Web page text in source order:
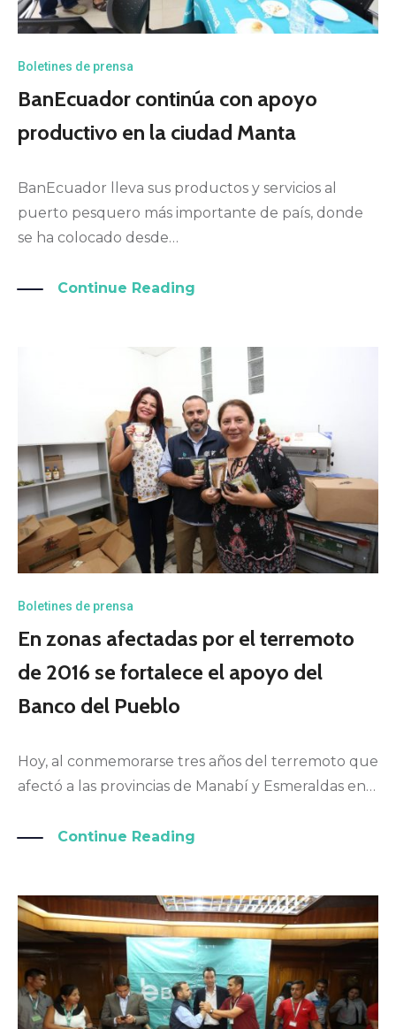
Boletines de prensa
BanEcuador continúa con apoyo
productivo en la ciudad Manta
BanEcuador lleva sus productos y servicios al
puerto pesquero más importante de país, donde
se ha colocado desde…
Continue Reading
Boletines de prensa
En zonas afectadas por el terremoto
de 2016 se fortalece el apoyo del
Banco del Pueblo
Hoy, al conmemorarse tres años del terremoto que
afectó a las provincias de Manabí y Esmeraldas en…
Continue Reading